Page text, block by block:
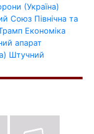
(Україна)
Союз Північна та
Економіка
апарат
Штучний